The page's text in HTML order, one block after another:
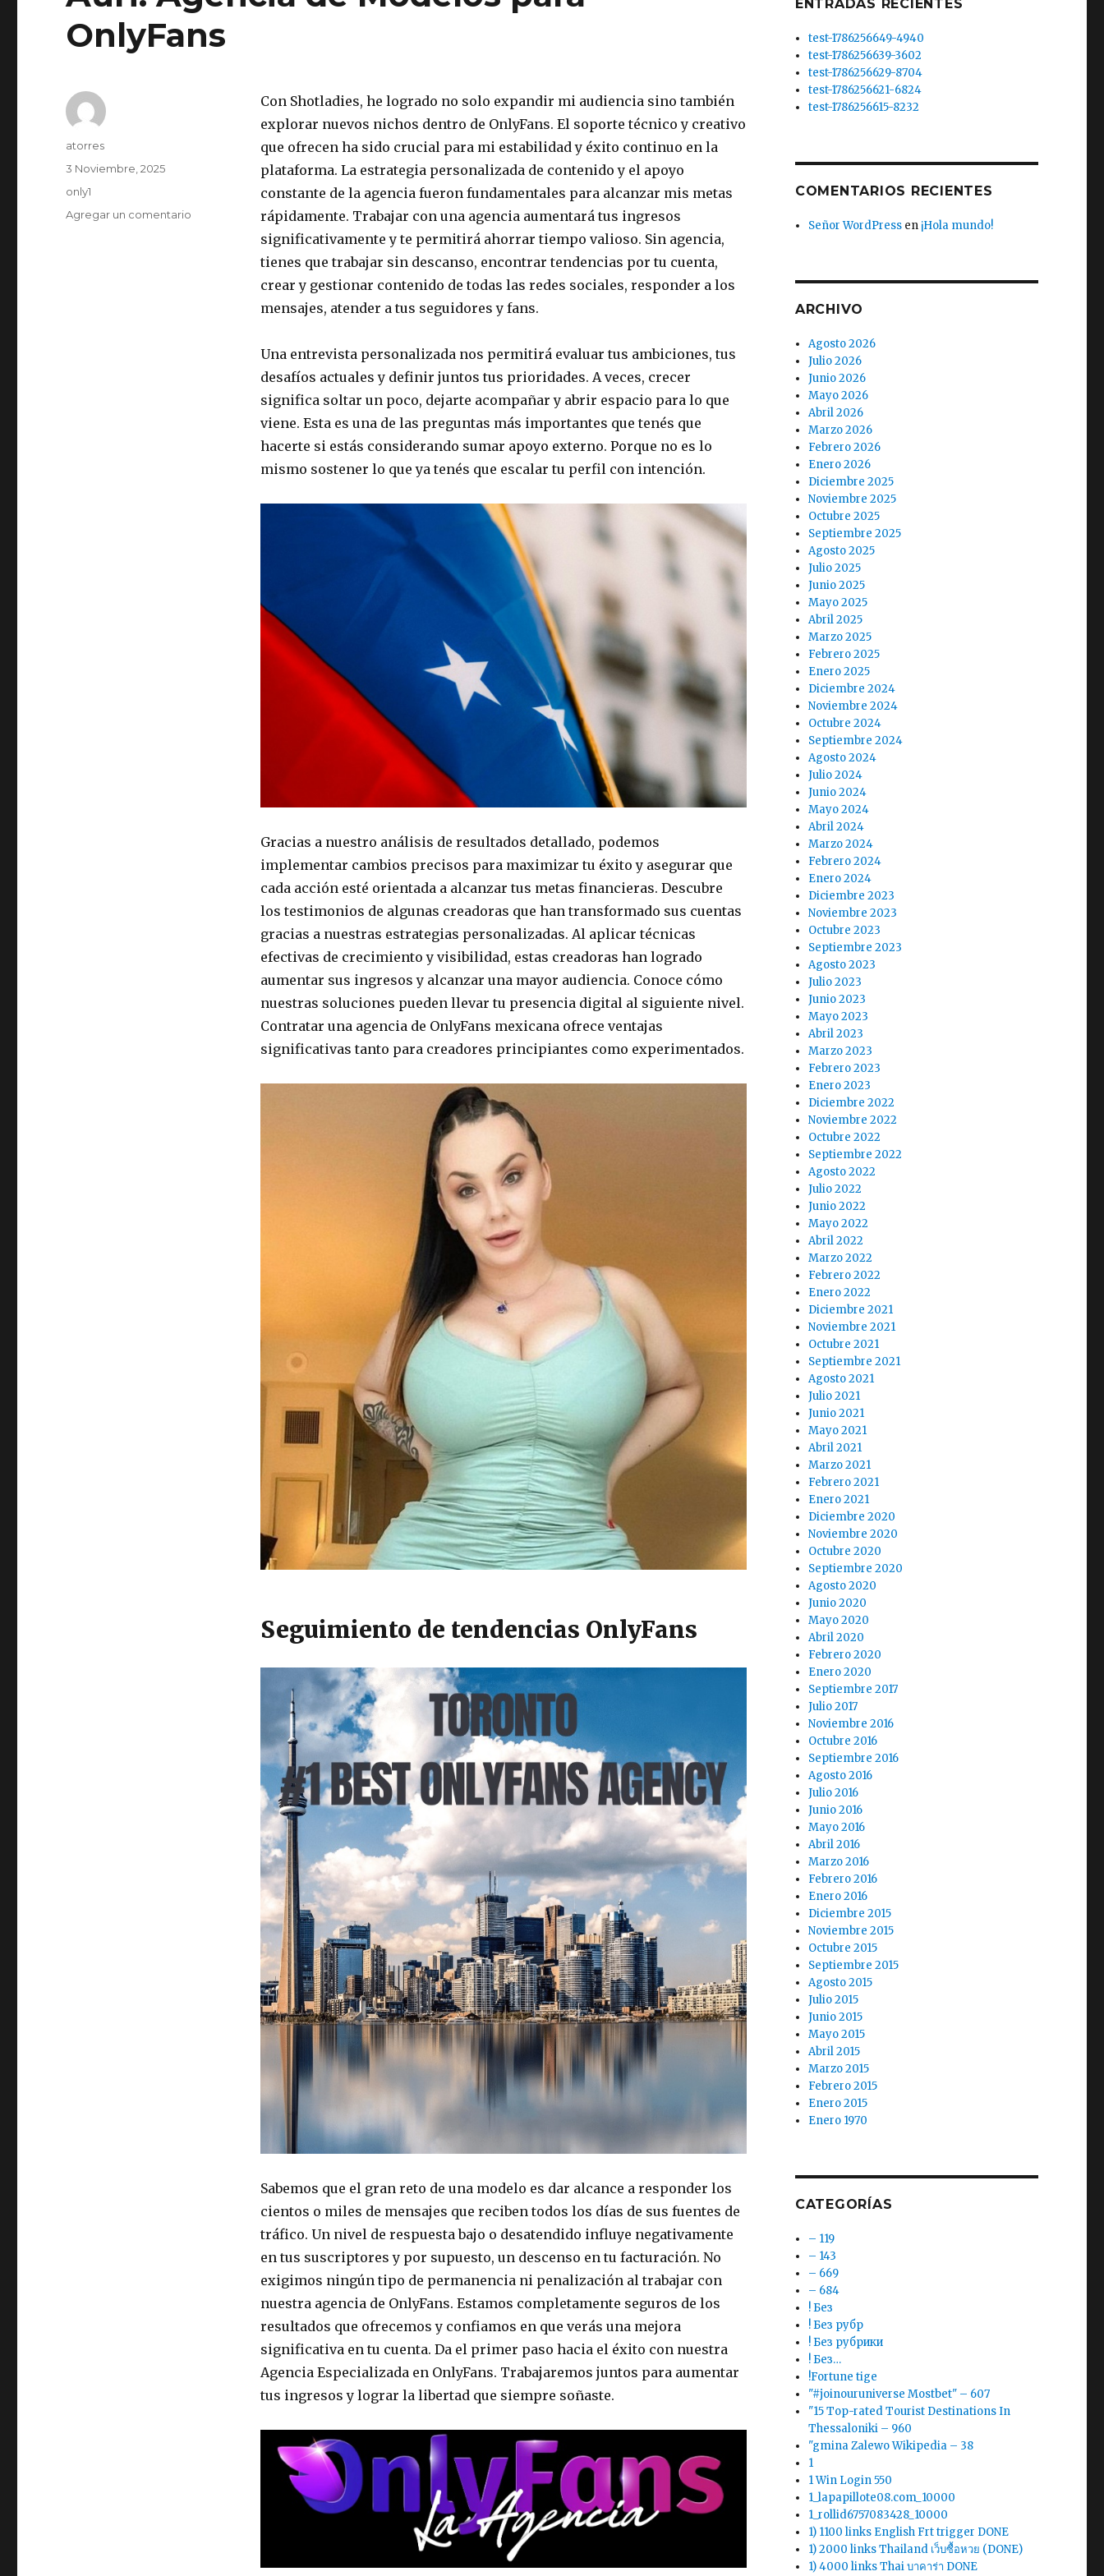
OnlyFans
Con Shotladies, he logrado no solo expandir mi audiencia sino también
explorar nuevos nichos dentro de OnlyFans. El soporte técnico y creativo
que ofrecen ha sido crucial para mi estabilidad y éxito continuo en la
plataforma. La estrategia personalizada de contenido y el apoyo
constante de la agencia fueron fundamentales para alcanzar mis metas
rápidamente. Trabajar con una agencia aumentará tus ingresos
significativamente y te permitirá ahorrar tiempo valioso. Sin agencia,
tienes que trabajar sin descanso, encontrar tendencias por tu cuenta,
crear y gestionar contenido de todas las redes sociales, responder a los
mensajes, atender a tus seguidores y fans.
Una entrevista personalizada nos permitirá evaluar tus ambiciones, tus
desafíos actuales y definir juntos tus prioridades. A veces, crecer
significa soltar un poco, dejarte acompañar y abrir espacio para lo que
viene. Esta es una de las preguntas más importantes que tenés que
hacerte si estás considerando sumar apoyo externo. Porque no es lo
mismo sostener lo que ya tenés que escalar tu perfil con intención.
Gracias a nuestro análisis de resultados detallado, podemos
implementar cambios precisos para maximizar tu éxito y asegurar que
cada acción esté orientada a alcanzar tus metas financieras. Descubre
los testimonios de algunas creadoras que han transformado sus cuentas
gracias a nuestras estrategias personalizadas. Al aplicar técnicas
efectivas de crecimiento y visibilidad, estas creadoras han logrado
aumentar sus ingresos y alcanzar una mayor audiencia. Conoce cómo
nuestras soluciones pueden llevar tu presencia digital al siguiente nivel.
Contratar una agencia de OnlyFans mexicana ofrece ventajas
significativas tanto para creadores principiantes como experimentados.
Seguimiento de tendencias OnlyFans
Sabemos que el gran reto de una modelo es dar alcance a responder los
cientos o miles de mensajes que reciben todos los días de sus fuentes de
tráfico. Un nivel de respuesta bajo o desatendido influye negativamente
en tus suscriptores y por supuesto, un descenso en tu facturación. No
exigimos ningún tipo de permanencia ni penalización al trabajar con
nuestra agencia de OnlyFans. Estamos completamente seguros de los
resultados que ofrecemos y confiamos en que verás una mejora
significativa en tu cuenta. Da el primer paso hacia el éxito con nuestra
Agencia Especializada en OnlyFans. Trabajaremos juntos para aumentar
tus ingresos y lograr la libertad que siempre soñaste.
Autor
atorres
Publicado
3 Noviembre, 2025
Categorías
only1
Agregar un comentario
ENTRADAS RECIENTES
test-1786256649-4940
test-1786256639-3602
test-1786256629-8704
test-1786256621-6824
test-1786256615-8232
COMENTARIOS RECIENTES
Señor WordPress en ¡Hola mundo!
ARCHIVO
Agosto 2026
Julio 2026
Junio 2026
Mayo 2026
Abril 2026
Marzo 2026
Febrero 2026
Enero 2026
Diciembre 2025
Noviembre 2025
Octubre 2025
Septiembre 2025
Agosto 2025
Julio 2025
Junio 2025
Mayo 2025
Abril 2025
Marzo 2025
Febrero 2025
Enero 2025
Diciembre 2024
Noviembre 2024
Octubre 2024
Septiembre 2024
Agosto 2024
Julio 2024
Junio 2024
Mayo 2024
Abril 2024
Marzo 2024
Febrero 2024
Enero 2024
Diciembre 2023
Noviembre 2023
Octubre 2023
Septiembre 2023
Agosto 2023
Julio 2023
Junio 2023
Mayo 2023
Abril 2023
Marzo 2023
Febrero 2023
Enero 2023
Diciembre 2022
Noviembre 2022
Octubre 2022
Septiembre 2022
Agosto 2022
Julio 2022
Junio 2022
Mayo 2022
Abril 2022
Marzo 2022
Febrero 2022
Enero 2022
Diciembre 2021
Noviembre 2021
Octubre 2021
Septiembre 2021
Agosto 2021
Julio 2021
Junio 2021
Mayo 2021
Abril 2021
Marzo 2021
Febrero 2021
Enero 2021
Diciembre 2020
Noviembre 2020
Octubre 2020
Septiembre 2020
Agosto 2020
Junio 2020
Mayo 2020
Abril 2020
Febrero 2020
Enero 2020
Septiembre 2017
Julio 2017
Noviembre 2016
Octubre 2016
Septiembre 2016
Agosto 2016
Julio 2016
Junio 2016
Mayo 2016
Abril 2016
Marzo 2016
Febrero 2016
Enero 2016
Diciembre 2015
Noviembre 2015
Octubre 2015
Septiembre 2015
Agosto 2015
Julio 2015
Junio 2015
Mayo 2015
Abril 2015
Marzo 2015
Febrero 2015
Enero 2015
Enero 1970
CATEGORÍAS
– 119
– 143
– 669
– 684
! Без
! Без рубр
! Без рубрики
! Без…
!Fortune tige
"#joinouruniverse Mostbet" – 607
"15 Top-rated Tourist Destinations In
Thessaloniki – 960
"gmina Zalewo Wikipedia – 38
1
1 Win Login 550
1_lapapillote08.com_10000
1_rollid6757083428_10000
1) 1100 links English Frt trigger DONE
1) 2000 links Thailand เว็บซื้อหวย (DONE)
1) 4000 links Thai บาคาร่า DONE